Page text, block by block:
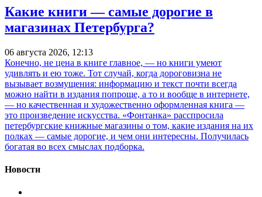
Какие книги — самые дорогие в
магазинах Петербурга?
06 августа 2026, 12:13
Конечно, не цена в книге главное, — но книги умеют
удивлять и ею тоже. Тот случай, когда дороговизна не
вызывает возмущения: информацию и текст почти всегда
можно найти в издания попроще, а то и вообще в интернете,
— но качественная и художественно оформленная книга —
это произведение искусства. «Фонтанка» расспросила
петербургские книжные магазины о том, какие издания на их
полках — самые дорогие, и чем они интересны. Получилась
богатая во всех смыслах подборка.
Новости